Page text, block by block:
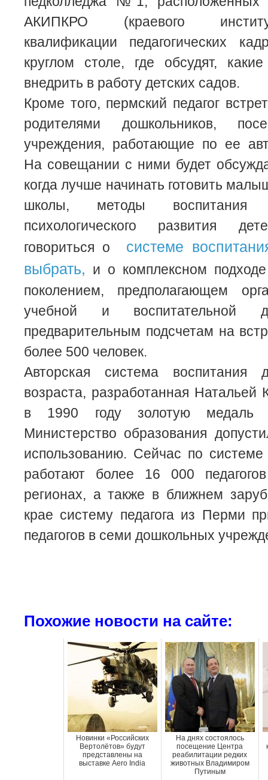
АКИПКРО (краевого
квалификации педагогических
круглом столе, где обсудят,
внедрить в работу детских садов.
Кроме того, пермский педагог
родителями дошкольников,
учреждения, работающие по ее
На совещании с ними будет
когда лучше начинать готовить
школы, методы воспитания
психологического развития
говориться о системе
выбрать, и о комплексном
поколением, предполагающем
учебной и воспитательной
предварительным подсчетам на
более 500 человек.
Авторская система воспитания
возраста, разработанная Натальей
в 1990 году золотую
Министерство образования
использованию. Сейчас по
работают более 16 000
регионах, а также в ближнем
крае систему педагога из Перми
педагогов в семи дошкольных
Похожие новости на сайте:
Новинки «Российских
Вертолётов» будут
представлены на
выставке Aero India
На днях состоялось
посещение Центра
реабилитации редких
животных Владимиром
Путиным